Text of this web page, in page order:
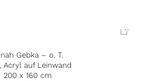
Gebka – o. T.
Acryl auf Leinwand
200 x 160 cm